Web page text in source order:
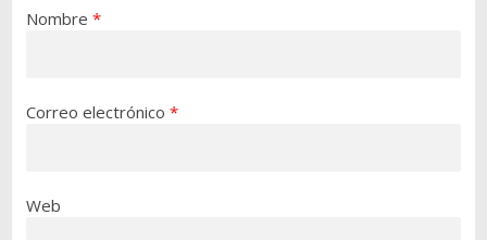
Nombre *
Correo electrónico *
Web